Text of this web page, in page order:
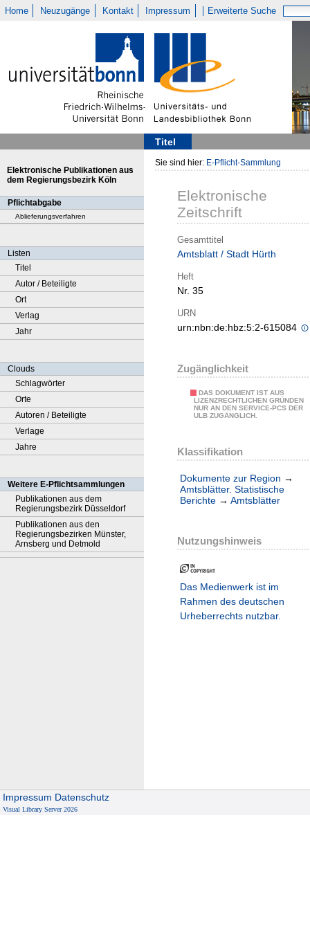
Home Neuzugänge Kontakt Impressum Erweiterte Suche
Titel
Elektronische Publikationen aus
dem Regierungsbezirk Köln
Pflichtabgabe
Ablieferungsverfahren
Listen
Titel
Autor / Beteiligte
Ort
Verlag
Jahr
Clouds
Schlagwörter
Orte
Autoren / Beteiligte
Verlage
Jahre
Weitere E-Pflichtsammlungen
Publikationen aus dem
Regierungsbezirk Düsseldorf
Publikationen aus den
Regierungsbezirken Münster,
Arnsberg und Detmold
Sie sind hier: E-Pflicht-Sammlung
Elektronische
Zeitschrift
Gesamttitel
Amtsblatt / Stadt Hürth
Heft
Nr. 35
URN
urn:nbn:de:hbz:5:2-615084
Zugänglichkeit
DAS DOKUMENT IST AUS
LIZENZRECHTLICHEN GRÜNDEN
NUR AN DEN SERVICE-PCS DER
ULB ZUGÄNGLICH.
Klassifikation
Dokumente zur Region →
Amtsblätter. Statistische
Berichte → Amtsblätter
Nutzungshinweis
Das Medienwerk ist im
Rahmen des deutschen
Urheberrechts nutzbar.
Impressum Datenschutz
Visual Library Server 2026